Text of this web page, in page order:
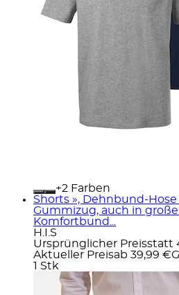
+
Farben
Shorts », Dehnbund-
Gummizug, auch in
Komfortbund...
H.I.S
Ursprünglicher Preisstatt
Aktueller Preisab 39,99 €
1 Stk